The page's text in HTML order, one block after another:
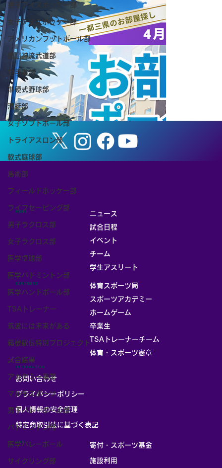
男子アイスホッケー部
女子アイスホッケー部
アメリカンフットボール部
鹿島神流武道部
空手道部
準硬式野球部
漕艇部
女子ソフトボール部
トライアスロン部
軟式庭球部
馬術部
フィールドホッケー部
ライフセービング部
男子ラクロス部
女子ラクロス部
医学卓球部
医学バドミントン部
医学ハンドボール部
TSAトレーナー
筑波には未来がある
箱根駅伝特別プロジェクト
試合結果
アカデミー事業
マルチスポーツ
男子バレーボール部
バドミントン部
医学バレーボール
サイクリング部
第31回つくば体操フェスティバル
ニュース
試合日程
イベント
チーム
学生アスリート
MENU
体育スポーツ局
スポーツアカデミー
ホームゲーム
卒業生
TSAトレーナーチーム
体育・スポーツ憲章
CONTENTS
寄付・スポーツ基金
施設利用
LINK
INFORMATION
お問い合わせ
プライバシーポリシー
個人情報の安全管理
​特定商取引法に基づく表記